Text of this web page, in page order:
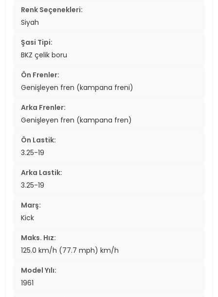
Renk Seçenekleri:
Siyah
Şasi Tipi:
BKZ çelik boru
Ön Frenler:
Genişleyen fren (kampana freni)
Arka Frenler:
Genişleyen fren (kampana fren)
Ön Lastik:
3.25-19
Arka Lastik:
3.25-19
Marş:
Kick
Maks. Hız:
125.0 km/h (77.7 mph) km/h
Model Yılı:
1961